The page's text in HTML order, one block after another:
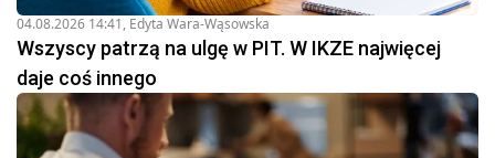
04.08.2026 14:41, Edyta Wara-Wąsowska
Wszyscy patrzą na ulgę w PIT. W IKZE najwięcej
daje coś innego